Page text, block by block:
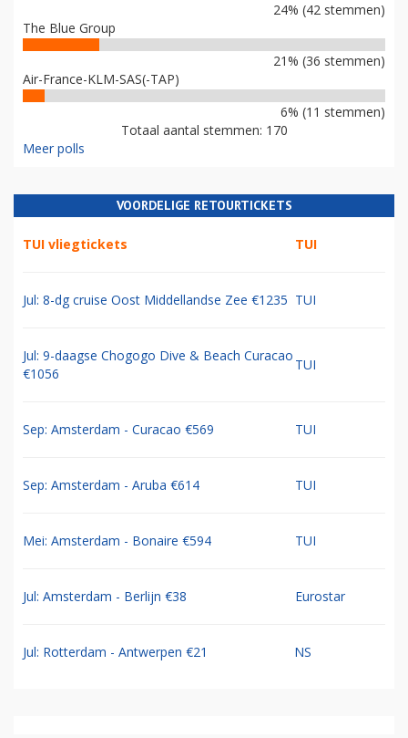
24% (42 stemmen)
The Blue Group
21% (36 stemmen)
Air-France-KLM-SAS(-TAP)
6% (11 stemmen)
Totaal aantal stemmen: 170
Meer polls
VOORDELIGE RETOURTICKETS
TUI vliegtickets TUI
Jul: 8-dg cruise Oost Middellandse Zee €1235 TUI
Jul: 9-daagse Chogogo Dive & Beach Curacao
€1056
TUI
Sep: Amsterdam - Curacao €569 TUI
Sep: Amsterdam - Aruba €614 TUI
Mei: Amsterdam - Bonaire €594 TUI
Jul: Amsterdam - Berlijn €38 Eurostar
Jul: Rotterdam - Antwerpen €21 NS